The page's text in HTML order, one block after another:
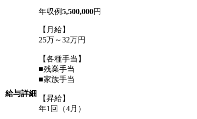
給与詳細
年収例5,500,000円
【月給】
25万～32万円
【各種手当】
■残業手当
■家族手当
【昇給】
年1回（4月）